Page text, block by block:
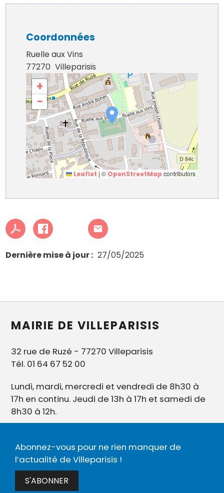
Coordonnées
Ruelle aux Vins
77270 Villeparisis
+
−
Leaflet | © OpenStreetMap contributors
Dernière mise à jour 27/05/2025
MAIRIE DE VILLEPARISIS
32 rue de Ruzé - 77270 Villeparisis
Tél. 01 64 67 52 00
Lundi, mardi, mercredi et vendredi de 8h30 à
17h en continu. Jeudi de 13h à 17h et samedi de
8h30 à 12h.
Abonnez-vous pour ne rien manquer de
l’actualité de Villeparisis !
S'ABONNER